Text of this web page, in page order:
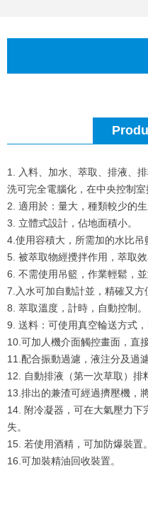
1. 入料、加水、萃取、排液、
洗可完全電腦化，在中央控制室
2. 適用於：量大，種類較少的生
3. 立體式設計，佔地面積小。
4.使用容積大，所需加的水比吊
5. 被萃取物經攪拌作用，萃取效
6. 不需使用吊籃，作業輕鬆，並
7.入水可加自動計並，精確又方
8. 萃取溫度，計時，自動控制。
9. 送料：可使用真空輪送方式，
10.可加人機介面觸控畫面，直
11.配合振動過濾，液注分及過
12. 自動排液（第一次草取）排
13.排出的兼渣可經過擠壓機，
14. 附冷凝器，可在大氣壓力
失。
15. 若使用酒精，可加防爆裝置。
16.可加裝精油回收裝置。